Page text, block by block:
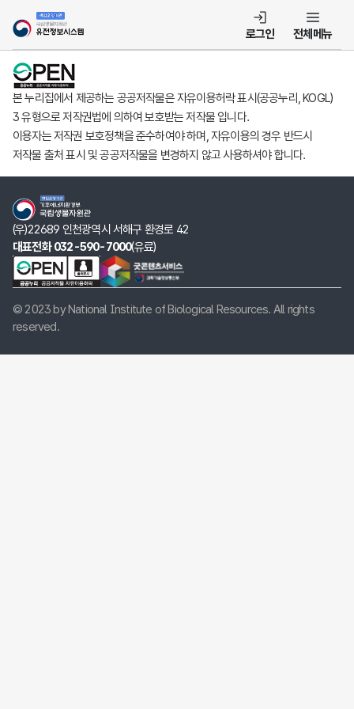
로그인 전체메뉴
본 누리집에서 제공하는 공공저작물은 자유이용허락 표시(공공누리, KOGL)
3 유형으로 저작권법에 의하여 보호받는 저작물 입니다.
이용자는 저작권 보호정책을 준수하여야 하며, 자유이용의 경우 반드시
저작물 출처 표시 및 공공저작물을 변경하지 않고 사용하셔야 합니다.
(우)22689 인천광역시 서해구 환경로 42
대표전화 032-590-7000(유료)
© 2023 by National Institute of Biological Resources. All rights
reserved.